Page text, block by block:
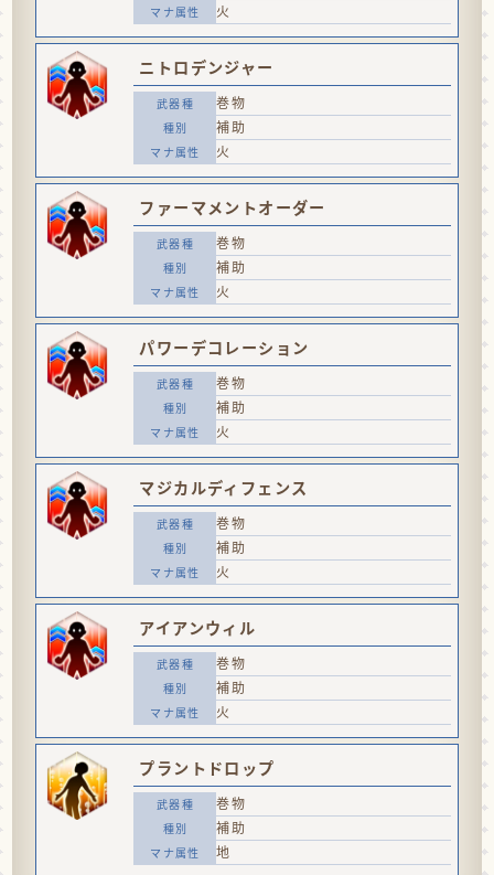
火
ニトロデンジャー
巻物
補助
火
ファーマメントオーダー
巻物
補助
火
パワーデコレーション
巻物
補助
火
マジカルディフェンス
巻物
補助
火
アイアンウィル
巻物
補助
火
プラントドロップ
巻物
補助
地